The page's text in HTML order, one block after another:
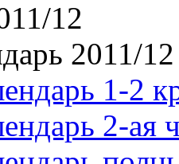
12
2011/12
1-2
2-ая